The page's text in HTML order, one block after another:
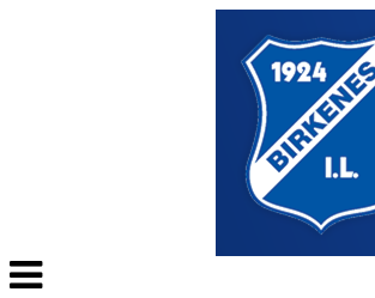
Veksle
navigasjon